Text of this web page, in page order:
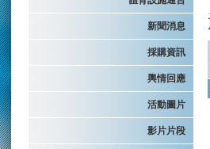
新聞消息
採購資訊
輿情回應
活動圖片
影片片段